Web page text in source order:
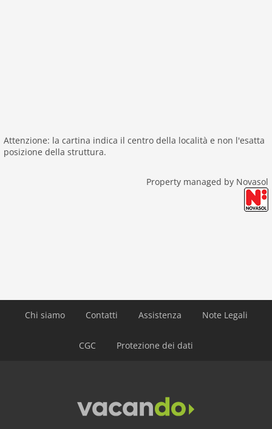
Attenzione: la cartina indica il centro della località e non l'esatta
posizione della struttura.
Property managed by Novasol
Chi siamo Contatti Assistenza Note Legali
CGC Protezione dei dati